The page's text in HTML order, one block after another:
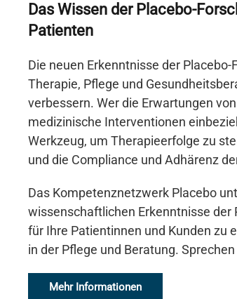
Das Wissen der Placebo-
Patienten
Die neuen Erkenntnisse der
Therapie, Pflege und
verbessern. Wer die Erwartungen
medizinische Interventionen
Werkzeug, um Therapieerfolge zu
und die Compliance und Adhärenz
Das Kompetenznetzwerk Placebo
wissenschaftlichen Erkenntnisse der
für Ihre Patientinnen und Kunden zu
in der Pflege und Beratung.
Mehr Informationen